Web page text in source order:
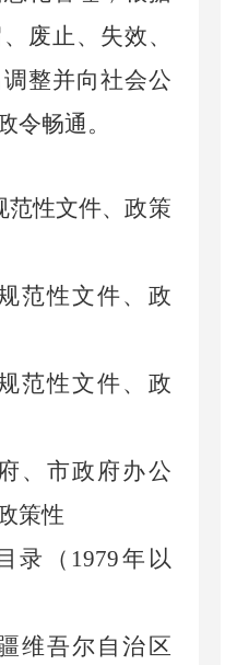
废止、失效、
整并向社会公
令畅通。
范性文件、政策
范性文件、政
范性文件、政
、市政府办公
策性
录（ 1979年以
疆维吾尔自治区